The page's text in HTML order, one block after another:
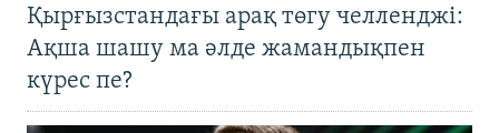
Қырғызстандағы арақ төгу челленджі:
Ақша шашу ма әлде жамандықпен
күрес пе?